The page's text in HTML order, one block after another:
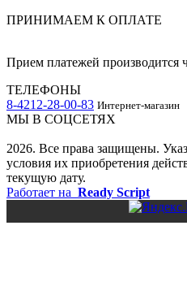
ПРИНИМАЕМ К ОПЛАТЕ
Прием платежей производится
ТЕЛЕФОНЫ
8-4212-28-00-83 Интернет-магазин
МЫ В СОЦСЕТЯХ
2026. Все права защищены.
условия их приобретения
текущую дату.
Работает на Ready Script